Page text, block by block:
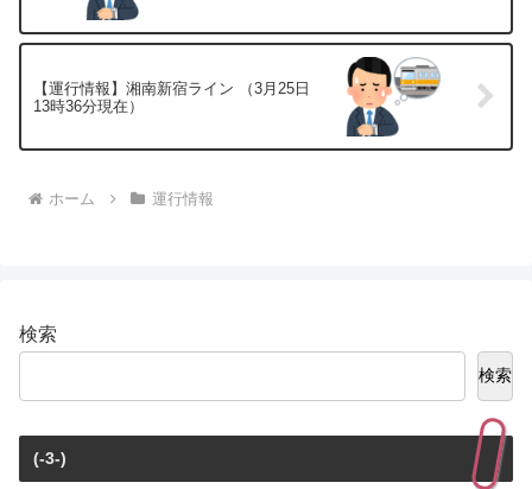
【運行情報】湘南新宿ライン （3月25日
13時36分現在）
ホーム 運行情報
検索
検索
(-3-)